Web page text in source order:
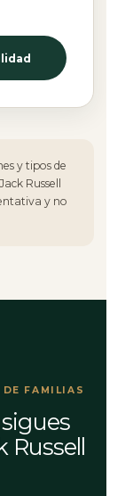
y tipos de
Russell
y no
DE FAMILIAS